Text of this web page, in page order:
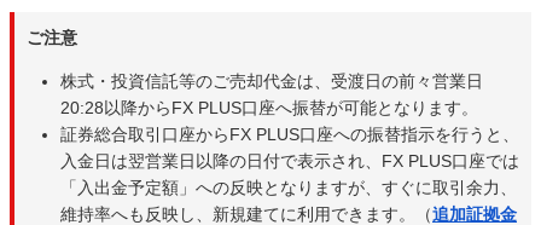
ご注意
株式・投資信託等のご売却代金は、受渡日の前々営業日
20:28以降からFX PLUS口座へ振替が可能となります。
証券総合取引口座からFX PLUS口座への振替指示を行うと、
入金日は翌営業日以降の日付で表示され、FX PLUS口座では
「入出金予定額」への反映となりますが、すぐに取引余力、
維持率へも反映し、新規建てに利用できます。（追加証拠金